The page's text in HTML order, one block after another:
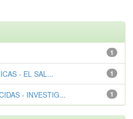
1
1
- EL SAL...
1
- INVESTIG...